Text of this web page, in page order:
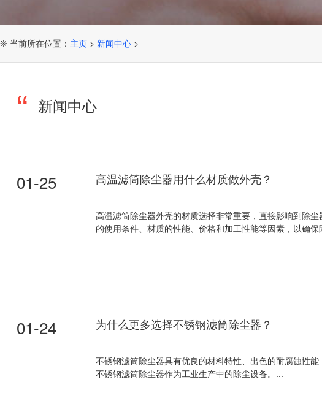
❊ 当前所在位置： 主页 > 新闻中心 >
新闻中心
01-25 高温滤筒除尘器用什么材质做外壳？
高温滤筒除尘器外壳的材质选择非常重要，直接影响到除
的使用条件、材质的性能、价格和加工性能等因素，以确
01-24 为什么更多选择不锈钢滤筒除尘器？
不锈钢滤筒除尘器具有优良的材料特性、出色的耐腐蚀性
不锈钢滤筒除尘器作为工业生产中的除尘设备。...